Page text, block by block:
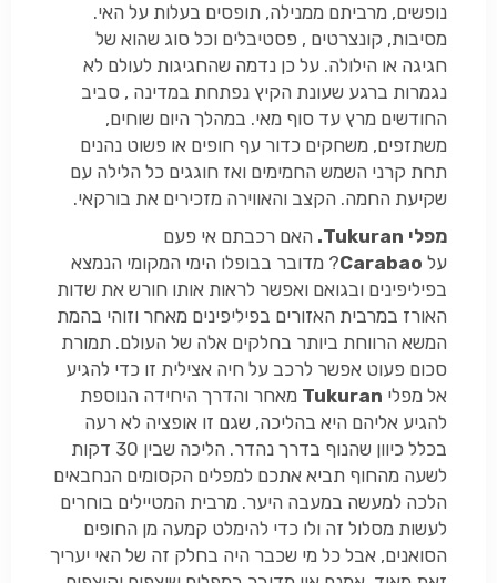
נופשים, מרביתם ממנילה, תופסים בעלות על האי.
מסיבות, קונצרטים , פסטיבלים וכל סוג שהוא של
חגיגה או הילולה. על כן נדמה שהחגיגות לעולם לא
נגמרות ברגע שעונת הקיץ נפתחת במדינה , סביב
החודשים מרץ עד סוף מאי. במהלך היום שוחים,
משתזפים, משחקים כדור עף חופים או פשוט נהנים
תחת קרני השמש החמימים ואז חוגגים כל הלילה עם
שקיעת החמה. הקצב והאווירה מזכירים את בורקאי.
מפלי Tukuran
. האם רכבתם אי פעם
על Carabao? מדובר בבופלו הימי המקומי הנמצא
בפיליפינים ובגואם ואפשר לראות אותו חורש את שדות
האורז במרבית האזורים בפיליפינים מאחר וזוהי בהמת
המשא הרווחת ביותר בחלקים אלה של העולם. תמורת
סכום פעוט אפשר לרכב על חיה אצילית זו כדי להגיע
אל מפלי Tukuran מאחר והדרך היחידה הנוספת
להגיע אליהם היא בהליכה, שגם זו אופציה לא רעה
בכלל כיוון שהנוף בדרך נהדר. הליכה שבין 30 דקות
לשעה מהחוף תביא אתכם למפלים הקסומים הנחבאים
הלכה למעשה במעבה היער. מרבית המטיילים בוחרים
לעשות מסלול זה ולו כדי להימלט קמעה מן החופים
הסואנים, אבל כל מי שכבר היה בחלק זה של האי יעריך